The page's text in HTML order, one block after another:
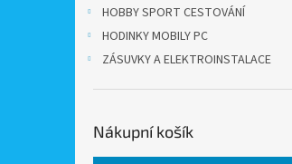
HOBBY SPORT CESTOVÁNÍ
HODINKY MOBILY PC
ZÁSUVKY A ELEKTROINSTALACE
Nákupní košík